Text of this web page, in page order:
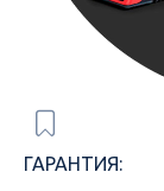
ГАРАНТИЯ: